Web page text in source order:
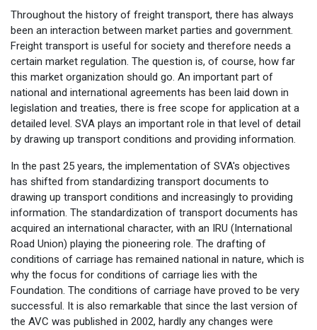
Throughout the history of freight transport, there has always
been an interaction between market parties and government.
Freight transport is useful for society and therefore needs a
certain market regulation. The question is, of course, how far
this market organization should go. An important part of
national and international agreements has been laid down in
legislation and treaties, there is free scope for application at a
detailed level. SVA plays an important role in that level of detail
by drawing up transport conditions and providing information.
In the past 25 years, the implementation of SVA's objectives
has shifted from standardizing transport documents to
drawing up transport conditions and increasingly to providing
information. The standardization of transport documents has
acquired an international character, with an IRU (International
Road Union) playing the pioneering role. The drafting of
conditions of carriage has remained national in nature, which is
why the focus for conditions of carriage lies with the
Foundation. The conditions of carriage have proved to be very
successful. It is also remarkable that since the last version of
the AVC was published in 2002, hardly any changes were